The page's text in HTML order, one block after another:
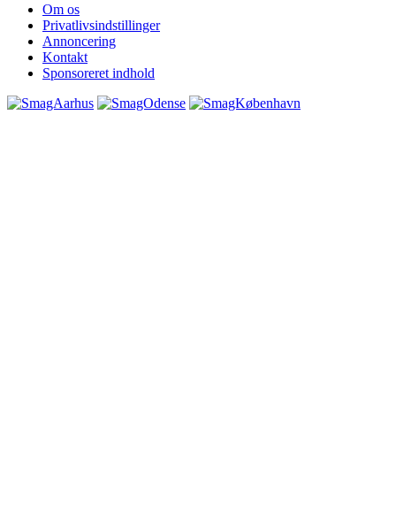
Om os
Privatlivsindstillinger
Annoncering
Kontakt
Sponsoreret indhold